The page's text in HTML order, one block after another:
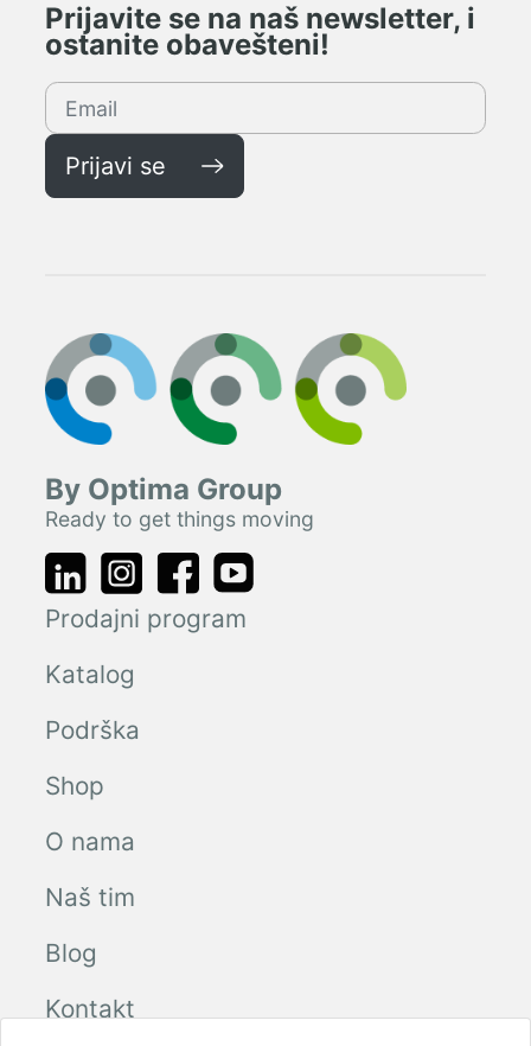
Prijavite se na naš newsletter, i
ostanite obavešteni!
Prijavi se
By Optima Group
Ready to get things moving
Prodajni program
Katalog
Podrška
Shop
O nama
Naš tim
Blog
Kontakt